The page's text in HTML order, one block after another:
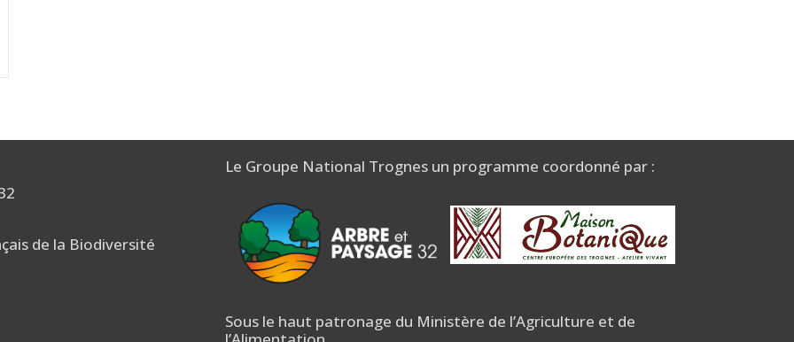
de la Biodiversité
Le Groupe National Trognes un programme coordonné par :
Sous le haut patronage du Ministère de l’Agriculture et de